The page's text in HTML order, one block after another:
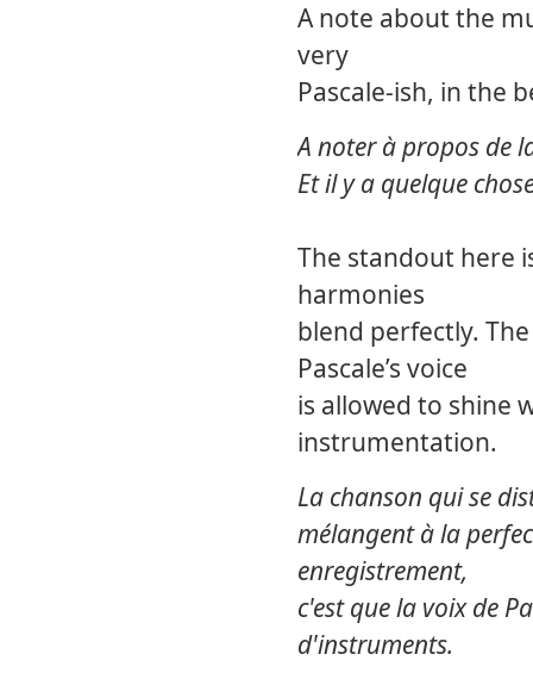
A note about the
very
Pascale-ish, in the
A noter à propos de
Et il y a quelque
The standout here
harmonies
blend perfectly.
Pascale’s voice
is allowed to shine
instrumentation.
La chanson qui se
mélangent à la
enregistrement,
c'est que la voix de
d'instruments.